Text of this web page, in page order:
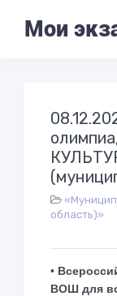
Мои
область)»
•
ВОШ для